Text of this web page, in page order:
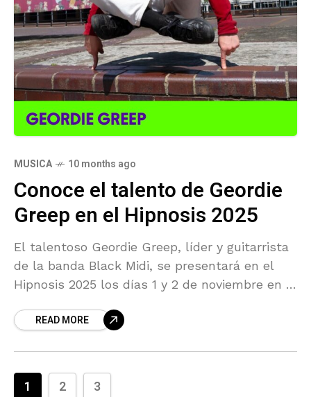
MUSICA 10 months ago
Conoce el talento de Geordie
Greep en el Hipnosis 2025
El talentoso Geordie Greep, líder y guitarrista
de la banda Black Midi, se presentará en el
Hipnosis 2025 los días 1 y 2 de noviembre en el
READ MORE
1 2 3